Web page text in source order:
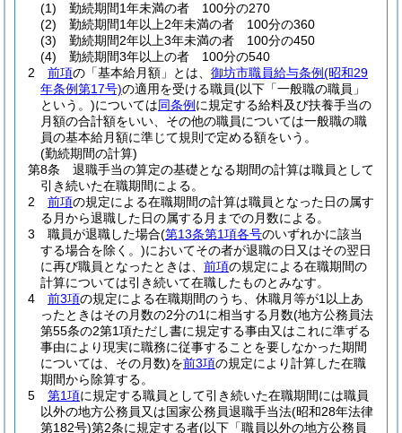
(1)
勤続期間1年未満の者 100分の270
(2)
勤続期間1年以上2年未満の者 100分の360
(3)
勤続期間2年以上3年未満の者 100分の450
(4)
勤続期間3年以上の者 100分の540
2
前項の「基本給月額」とは、 御坊市職員給与条例(昭和29
年条例第17号)の適用を受ける職員(以下「一般職の職員」
という。)については同条例 に規定する給料及び扶養手当の
月額の合計額をいい、その他の職員については一般職の職
員の基本給月額に準じて規則で定める額をいう。
(勤続期間の計算)
第8条
退職手当の算定の基礎となる期間の計算は職員として
引き続いた在職期間による。
2
前項の規定による在職期間の計算は職員となった日の属す
る月から退職した日の属する月までの月数による。
3
職員が退職した場合(第13条第1項各号のいずれかに該当
する場合を除く。)においてその者が退職の日又はその翌日
に再び職員となったときは、 前項の規定による在職期間の
計算については引き続いて在職したものとみなす。
4
前3項の規定による在職期間のうち、休職月等が1以上あ
ったときはその月数の2分の1に相当する月数(地方公務員法
第55条の2第1項ただし書に規定する事由又はこれに準ずる
事由により現実に職務に従事することを要しなかった期間
については、その月数)を前3項の規定により計算した在職
期間から除算する。
5
第1項に規定する職員として引き続いた在職期間には職員
以外の地方公務員又は国家公務員退職手当法(昭和28年法律
第182号)第2条に規定する者(以下「職員以外の地方公務員